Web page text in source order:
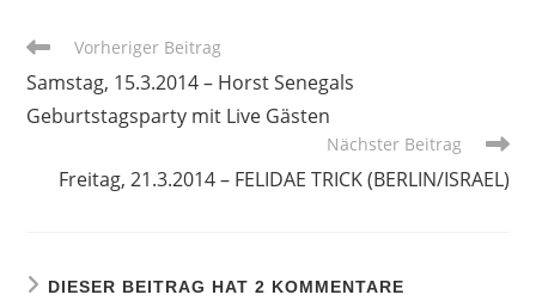
Weitere
ansehen
Vorheriger Beitrag
Samstag, 15.3.2014 – Horst Senegals
Geburtstagsparty mit Live Gästen
Nächster Beitrag
Freitag, 21.3.2014 – FELIDAE TRICK (BERLIN/ISRAEL)
DIESER BEITRAG HAT 2 KOMMENTARE